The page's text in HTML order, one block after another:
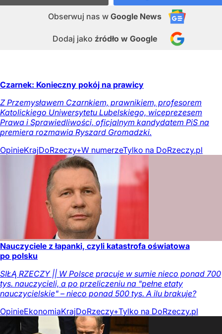
Obserwuj nas w Google News
Dodaj jako źródło w Google
Czarnek: Konieczny pokój na prawicy
Z Przemysławem Czarnkiem, prawnikiem, profesorem
Katolickiego Uniwersytetu Lubelskiego, wiceprezesem
Prawa i Sprawiedliwości, oficjalnym kandydatem PiS na
premiera rozmawia Ryszard Gromadzki.
OpinieKrajDoRzeczy+W numerzeTylko na DoRzeczy.pl
Nauczyciele z łapanki, czyli katastrofa oświatowa
po polsku
SIŁĄ RZECZY || W Polsce pracuje w sumie nieco ponad 700
tys. nauczycieli, a po przeliczeniu na "pełne etaty
nauczycielskie" – nieco ponad 500 tys. A ilu brakuje?
OpinieEkonomiaKrajDoRzeczy+Tylko na DoRzeczy.pl